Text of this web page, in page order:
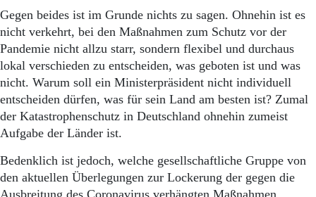
Abonnenten-Login
Abonnent werden
Abo Prämien
Archiv
Mediadaten
Kontakt
Impressum
Gegen beides ist im Grunde nichts zu sagen. Ohnehin ist es
nicht verkehrt, bei den Maßnahmen zum Schutz vor der
Pandemie nicht allzu starr, sondern flexibel und durchaus
lokal verschieden zu entscheiden, was geboten ist und was
nicht. Warum soll ein Ministerpräsident nicht individuell
entscheiden dürfen, was für sein Land am besten ist? Zumal
der Katastrophenschutz in Deutschland ohnehin zumeist
Aufgabe der Länder ist.
Bedenklich ist jedoch, welche gesellschaftliche Gruppe von
den aktuellen Überlegungen zur Lockerung der gegen die
Ausbreitung des Coronavirus verhängten Maßnahmen